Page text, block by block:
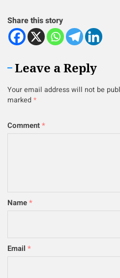
Share this story
Leave a Reply
Your email address will not be
marked *
Comment*
Name*
Email *